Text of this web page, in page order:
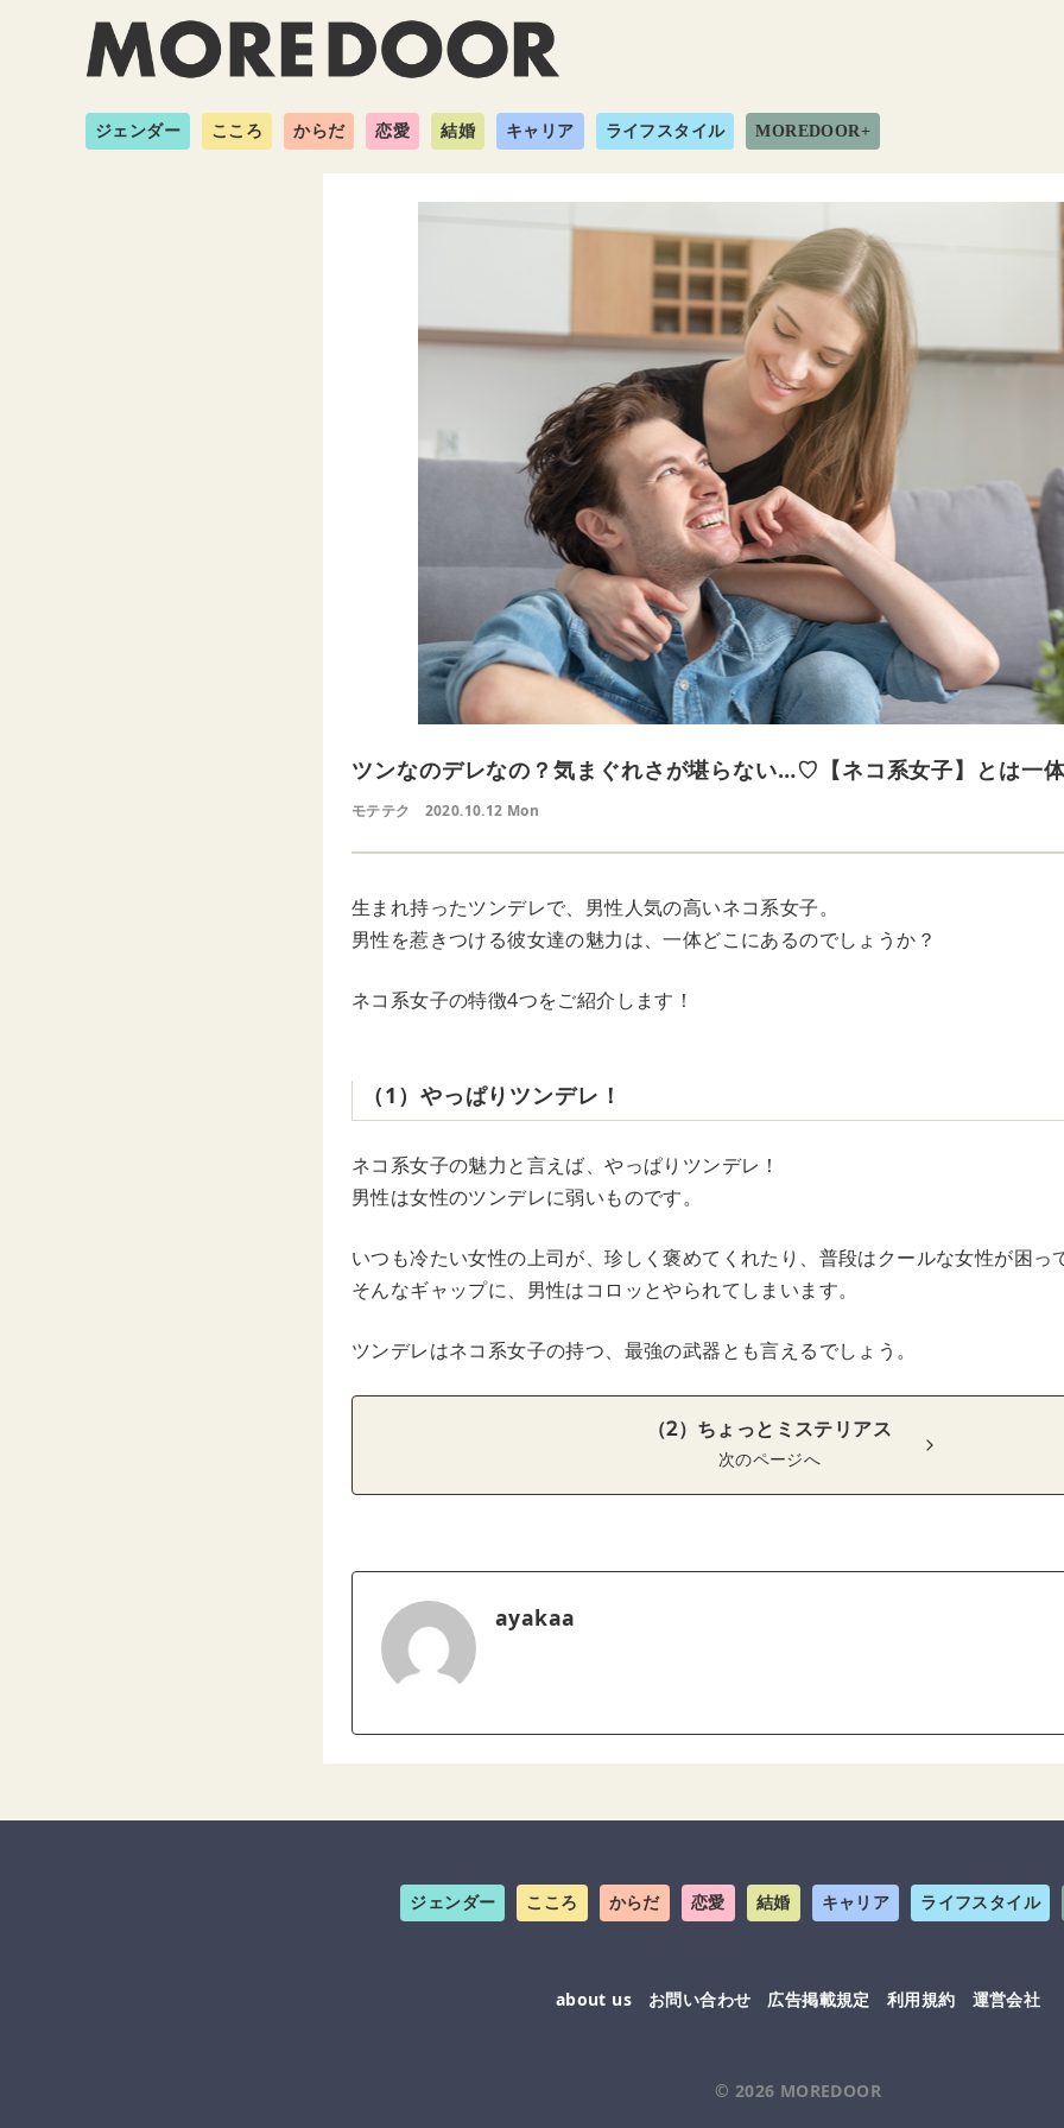
ジェンダー こころ からだ 恋愛 結婚 キャリア ライフスタイル MOREDOOR+
ツンなのデレなの？気まぐれさが堪らない…♡【ネコ系女子】とは一
モテテク 2020.10.12 Mon
生まれ持ったツンデレで、男性人気の高いネコ系女子。
男性を惹きつける彼女達の魅力は、一体どこにあるのでしょうか？
ネコ系女子の特徴4つをご紹介します！
（1）やっぱりツンデレ！
ネコ系女子の魅力と言えば、やっぱりツンデレ！
男性は女性のツンデレに弱いものです。
いつも冷たい女性の上司が、珍しく褒めてくれたり、普段はクールな女性が困
そんなギャップに、男性はコロッとやられてしまいます。
ツンデレはネコ系女子の持つ、最強の武器とも言えるでしょう。
（2）ちょっとミステリアス
次のページへ
ayakaa
ジェンダー こころ からだ 恋愛 結婚 キャリア ライフスタイル
about us お問い合わせ 広告掲載規定 利用規約 運営会社
© 2026 MOREDOOR